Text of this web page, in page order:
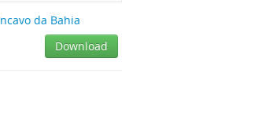
da Bahia
Download